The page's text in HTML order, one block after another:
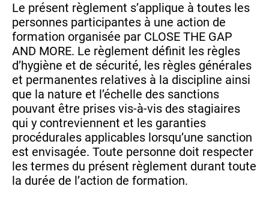
Le présent règlement s’applique à toutes les
personnes participantes à une action de
formation organisée par CLOSE THE GAP
AND MORE. Le règlement définit les règles
d’hygiène et de sécurité, les règles générales
et permanentes relatives à la discipline ainsi
que la nature et l’échelle des sanctions
pouvant être prises vis-à-vis des stagiaires
qui y contreviennent et les garanties
procédurales applicables lorsqu’une sanction
est envisagée. Toute personne doit respecter
les termes du présent règlement durant toute
la durée de l’action de formation.